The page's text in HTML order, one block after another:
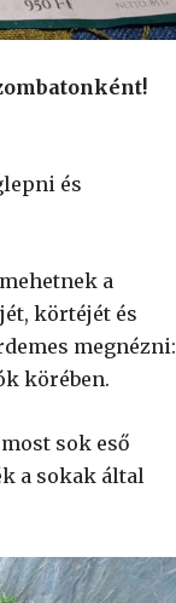
és
a
körtéjét és
megnézni:
körében.
sok eső
a sokak által